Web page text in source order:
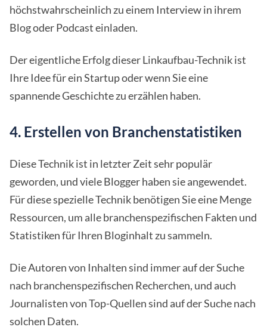
höchstwahrscheinlich zu einem Interview in ihrem
Blog oder Podcast einladen.
Der eigentliche Erfolg dieser Linkaufbau-Technik ist
Ihre Idee für ein Startup oder wenn Sie eine
spannende Geschichte zu erzählen haben.
4. Erstellen von Branchenstatistiken
Diese Technik ist in letzter Zeit sehr populär
geworden, und viele Blogger haben sie angewendet.
Für diese spezielle Technik benötigen Sie eine Menge
Ressourcen, um alle branchenspezifischen Fakten und
Statistiken für Ihren Bloginhalt zu sammeln.
Die Autoren von Inhalten sind immer auf der Suche
nach branchenspezifischen Recherchen, und auch
Journalisten von Top-Quellen sind auf der Suche nach
solchen Daten.